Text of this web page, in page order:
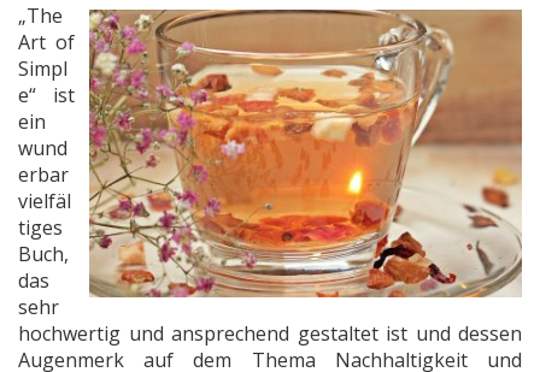
„The
Art of
Simpl
e“ ist
ein
wund
erbar
vielfäl
tiges
Buch,
das
sehr
hochwertig und ansprechend gestaltet ist und dessen
Augenmerk auf dem Thema Nachhaltigkeit und